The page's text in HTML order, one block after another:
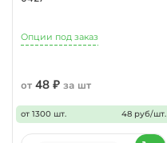
Опции под заказ
от 48 ₽ за шт
от 1300 шт. 48 руб/шт.